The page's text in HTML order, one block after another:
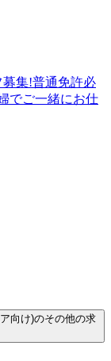
募集!普通免許必
でご一緒にお仕
向け)のその他の求